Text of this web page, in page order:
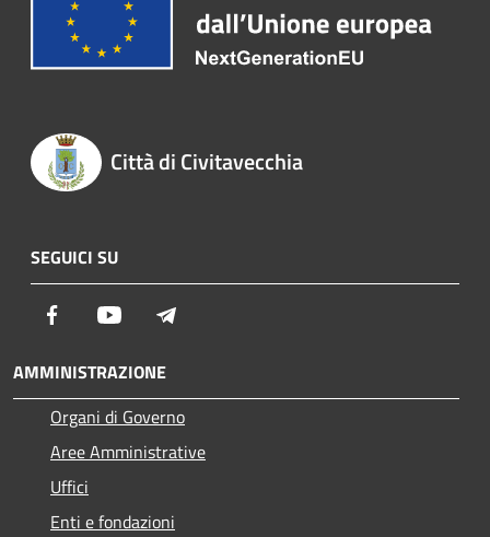
Città di Civitavecchia
SEGUICI SU
Facebook Youtube
AMMINISTRAZIONE
Organi di Governo
Aree Amministrative
Uffici
Enti e fondazioni